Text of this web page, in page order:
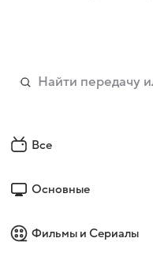
Все
Основные
Фильмы и Сериалы